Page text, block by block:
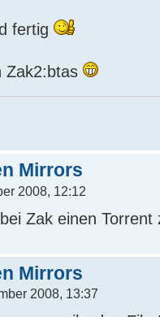
fertig
Zak2:btas
Mirrors
2008, 12:12
Zak einen Torrent
Mirrors
2008, 13:37